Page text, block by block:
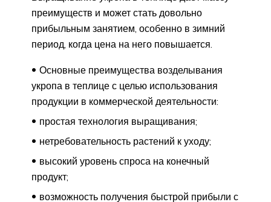
преимуществ и может стать довольно
прибыльным занятием, особенно в зимний
период, когда цена на него повышается.
Основные преимущества возделывания
укропа в теплице с целью использования
продукции в коммерческой деятельности:
простая технология выращивания;
нетребовательность растений к уходу;
высокий уровень спроса на конечный
продукт;
возможность получения быстрой прибыли с